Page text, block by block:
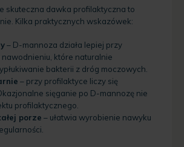
skuteczna dawka profilaktyczna to
Kilka praktycznych wskazówek:
– D-mannoza działa lepiej przy
które naturalnie
bakterii z dróg moczowych.
– przy profilaktyce liczy się
sięganie po D-mannozę nie
profilaktycznego.
porze – ułatwia wyrobienie nawyku